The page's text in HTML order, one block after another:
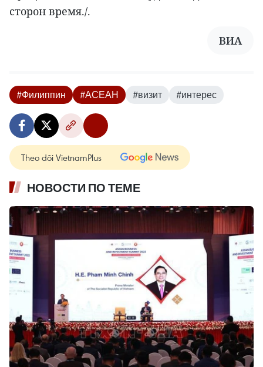
сторон время./.
ВИА
#Филиппин #АСЕАН #визит #интерес
Theo dõi VietnamPlus
НОВОСТИ ПО ТЕМЕ